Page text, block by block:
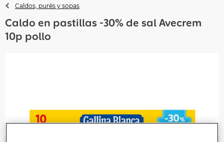
Caldos, purés y sopas
Caldo en pastillas -30% de sal Avecrem
10p pollo